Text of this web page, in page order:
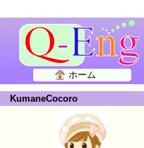
ホーム
KumaneCocoro